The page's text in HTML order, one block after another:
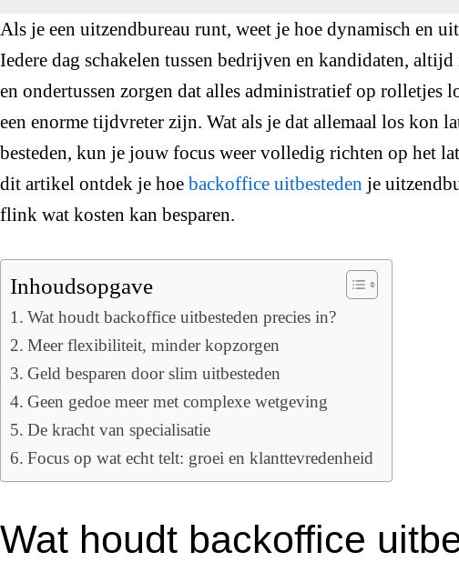
Als je een uitzendbureau runt, weet je hoe dynamisch en
Iedere dag schakelen tussen bedrijven en kandidaten,
en ondertussen zorgen dat alles administratief op rolletjes
een enorme tijdvreter zijn. Wat als je dat allemaal los kon
besteden, kun je jouw focus weer volledig richten op het
dit artikel ontdek je hoe backoffice uitbesteden je
flink wat kosten kan besparen.
Inhoudsopgave
Wat houdt backoffice uitbesteden precies in?
Meer flexibiliteit, minder kopzorgen
Geld besparen door slim uitbesteden
Geen gedoe meer met complexe wetgeving
De kracht van specialisatie
Focus op wat echt telt: groei en klanttevredenheid
Wat houdt backoffice